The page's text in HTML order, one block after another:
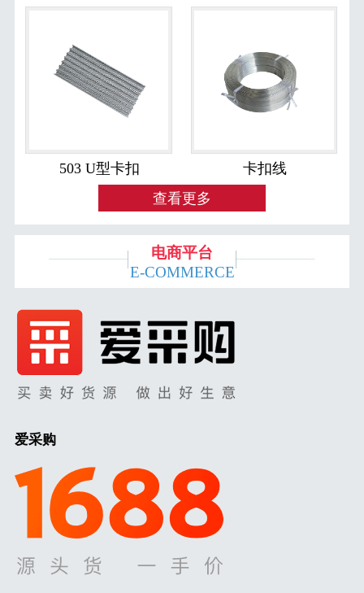
503 U型卡扣
卡扣线
查看更多
电商平台
E-COMMERCE
爱采购